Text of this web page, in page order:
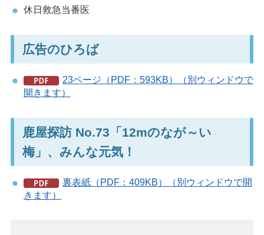
休日救急当番医
広告のひろば
23ページ（PDF：593KB）（別ウィンドウで
開きます）
鹿屋探訪 No.73「12mのなが～い
梅」、みんな元気！
裏表紙（PDF：409KB）（別ウィンドウで開
きます）